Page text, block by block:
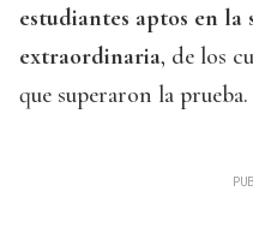
estudiantes aptos en la
extraordinaria, de los
que superaron la prueba.